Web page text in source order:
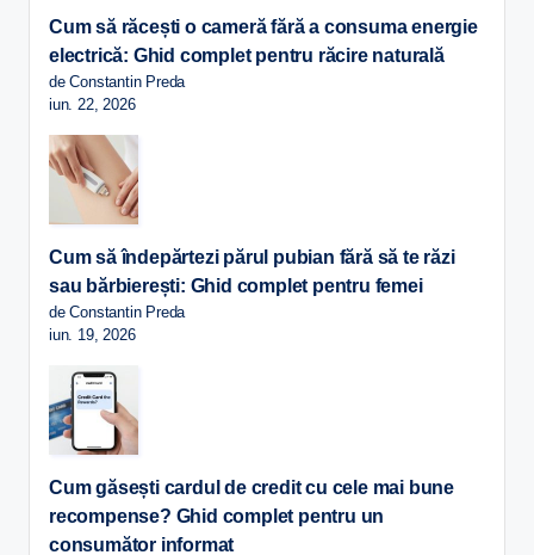
Cum să răcești o cameră fără a consuma energie
electrică: Ghid complet pentru răcire naturală
de Constantin Preda
iun. 22, 2026
Cum să îndepărtezi părul pubian fără să te răzi
sau bărbierești: Ghid complet pentru femei
de Constantin Preda
iun. 19, 2026
Cum găsești cardul de credit cu cele mai bune
recompense? Ghid complet pentru un
consumător informat